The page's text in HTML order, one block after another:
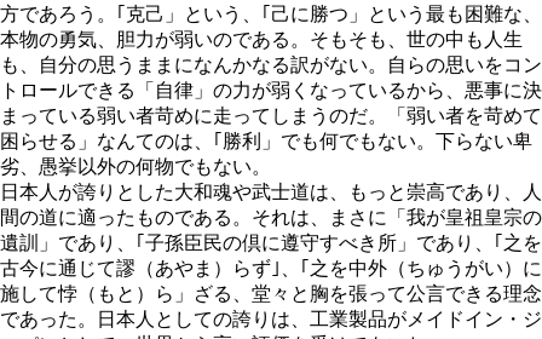
方であろう。
｢克己」という、｢己に勝つ」という最も困難な、
本物の勇気、胆力が弱いのである。そもそも、世の中も人生
も、自分の思うままになんかなる訳がない。自らの思いをコン
トロールできる「自律」の力が弱くなっているから、悪事に決
まっている弱い者苛めに走ってしまうのだ。「弱い者を苛めて
困らせる」なんてのは、｢勝利」でも何でもない。下らない卑
劣、愚挙以外の何物でもない。
日本人が誇りとした大和魂や武士道は、もっと崇高であり、人
間の道に適ったものである。それは、まさに「我が皇祖皇宗の
遺訓」であり、｢子孫臣民の倶に遵守すべき所」であり、｢之を
古今に通じて謬（あやま）らず｣、｢之を中外（ちゅうがい）に
施して悖（もと）ら」ざる、堂々と胸を張って公言できる理念
であった。日本人としての誇りは、工業製品がメイドイン・ジ